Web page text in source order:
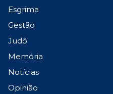
Esgrima
Gestão
Judô
Memória
Notícias
Opinião